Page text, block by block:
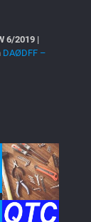
6/2019 |
DAØDFF –